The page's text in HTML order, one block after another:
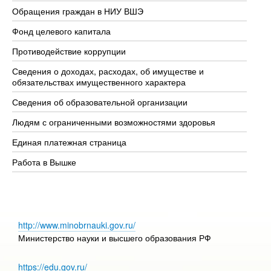
Обращения граждан в НИУ ВШЭ
Фонд целевого капитала
Противодействие коррупции
Сведения о доходах, расходах, об имуществе и
обязательствах имущественного характера
Сведения об образовательной организации
Людям с ограниченными возможностями здоровья
Единая платежная страница
Работа в Вышке
http://www.minobrnauki.gov.ru/
Министерство науки и высшего образования РФ
https://edu.gov.ru/